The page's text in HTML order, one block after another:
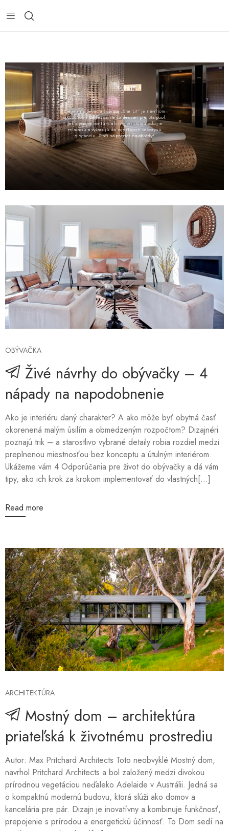
Elegantný Sedacia súprava „Star Lit“ je návrhom
spoločnosti Baldessari e Baldessari pre Starpool.
Jeho jemné kontúry a krivky prinášajú pokoj a
relaxáciu a vyžarujú do miestnosti veľkorysú
eleganciu. Stačí sa pozrieť na obrázky!
OBÝVAČKA
Živé návrhy do obývačky – 4
nápady na napodobnenie
Ako je interiéru daný charakter? A ako môže byť obytná časť
okorenená malým úsilím a obmedzeným rozpočtom? Dizajnéri
poznajú trik – a starostlivo vybrané detaily robia rozdiel medzi
preplnenou miestnosťou bez konceptu a útulným interiérom.
Ukážeme vám 4 Odporúčania pre život do obývačky a dá vám
tipy, ako ich krok za krokom implementovať do vlastných[...]
Read more
ARCHITEKTÚRA
Mostný dom – architektúra
priateľská k životnému prostrediu
Autor: Max Pritchard Architects Toto neobvyklé Mostný dom,
navrhol Pritchard Architects a bol založený medzi divokou
prírodnou vegetáciou neďaleko Adelaide v Austrálii. Jedná sa
o kompaktnú modernú budovu, ktorá slúži ako domov a
kancelária pre pár. Dizajn je inovatívny a kombinuje funkčnosť,
prepojenie s prírodou a energetickú účinnosť. To Dom sedí na